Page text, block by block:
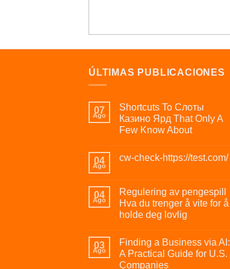
ÚLTIMAS PUBLICACIONES
07
Ago
Shortcuts To Слоты
Казино Ярд That Only A
Few Know About
04
Ago
cw-check-https://test.com/
04
Ago
Regulering av pengespill
Hva du trenger å vite for å
holde deg lovlig
03
Ago
Finding a Business via AI:
A Practical Guide for U.S.
Companies